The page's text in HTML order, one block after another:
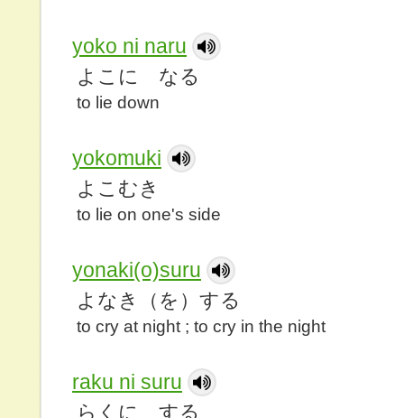
yoko ni naru
よこに なる
to lie down
yokomuki
よこむき
to lie on one's side
yonaki(o)suru
よなき（を）する
to cry at night ; to cry in the night
raku ni suru
らくに する